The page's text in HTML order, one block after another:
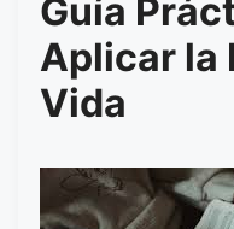
Guía
Aplicar la
Vida